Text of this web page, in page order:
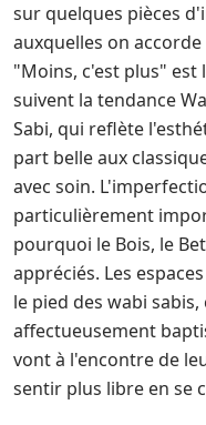
sur quelques pièces
auxquelles on
"Moins, c'est plus"
suivent la tendance
Sabi, qui reflète
part belle aux
avec soin.
particulièrement
pourquoi le Bois, le
appréciés. Les
le pied des wabi
affectueusement
vont à l'encontre de
sentir plus libre en se